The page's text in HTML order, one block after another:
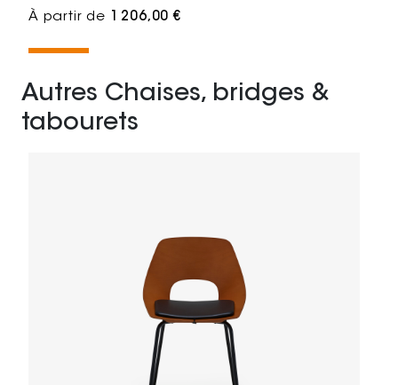
À partir de 1 206,00 €
Autres Chaises, bridges &
tabourets